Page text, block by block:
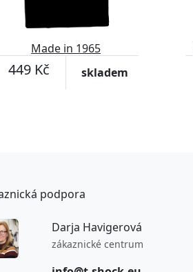
Made in 1965
449 Kč skladem
podpora
Darja Havigerová
zákaznické centrum